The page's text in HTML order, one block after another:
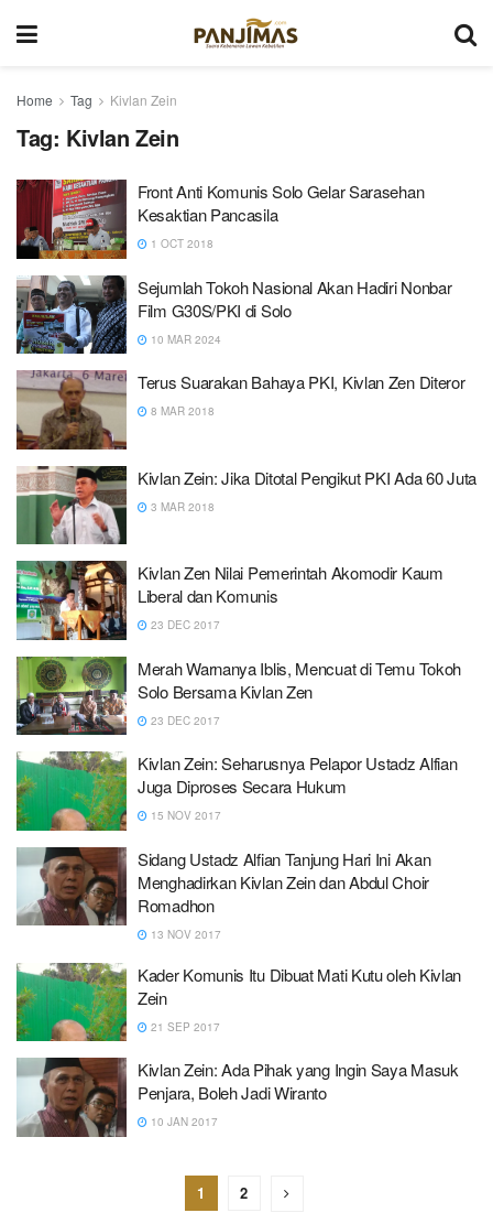
Home Tag Kivlan Zein
Tag: Kivlan Zein
Front Anti Komunis Solo Gelar Sarasehan
Kesaktian Pancasila
1 OCT 2018
Sejumlah Tokoh Nasional Akan Hadiri Nonbar
Film G30S/PKI di Solo
10 MAR 2024
Terus Suarakan Bahaya PKI, Kivlan Zen Diteror
8 MAR 2018
Kivlan Zein: Jika Ditotal Pengikut PKI Ada 60 Juta
3 MAR 2018
Kivlan Zen Nilai Pemerintah Akomodir Kaum
Liberal dan Komunis
23 DEC 2017
Merah Warnanya Iblis, Mencuat di Temu Tokoh
Solo Bersama Kivlan Zen
23 DEC 2017
Kivlan Zein: Seharusnya Pelapor Ustadz Alfian
Juga Diproses Secara Hukum
15 NOV 2017
Sidang Ustadz Alfian Tanjung Hari Ini Akan
Menghadirkan Kivlan Zein dan Abdul Choir
Romadhon
13 NOV 2017
Kader Komunis Itu Dibuat Mati Kutu oleh Kivlan
Zein
21 SEP 2017
Kivlan Zein: Ada Pihak yang Ingin Saya Masuk
Penjara, Boleh Jadi Wiranto
10 JAN 2017
1 2